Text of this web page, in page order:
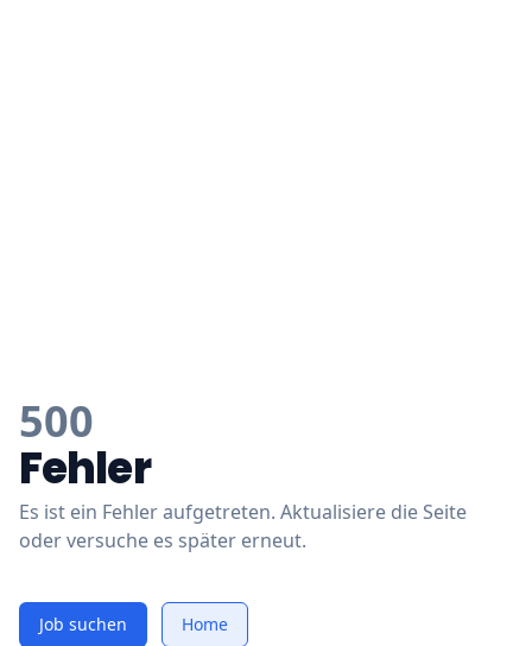
500
Fehler
Es ist ein Fehler aufgetreten. Aktualisiere die Seite
oder versuche es später erneut.
Job suchen Home